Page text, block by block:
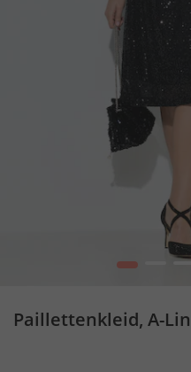
1
Paillettenkleid, A-